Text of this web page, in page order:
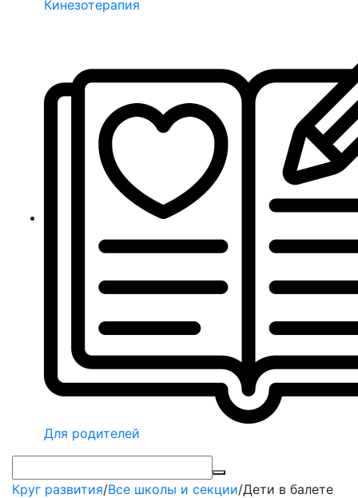
Кинезотерапия
Для родителей
Круг развития/Все школы и секции/Дети в балете